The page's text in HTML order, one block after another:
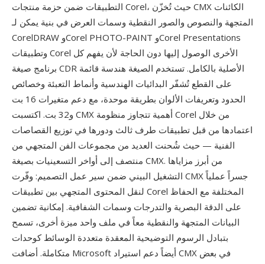
التطبيقات ضمن حزمة منتجات Corel، حيث تُخزّن CMX الكائنات
المتجهة والنصوص والصور النقطية وسمات العرض في بنية يمكن لـ
CorelDRAW وCorel PHOTO-PAINT وCorel Presentations
وتطبيقات Corel الأخرى الوصول إليها دون الحاجة لأن يفهم كل
برنامج صيغة CDR الأصلية بالكامل. تستخدم الصيغة هندسة قائمة
على القطع تُشفّر البدائيات الهندسية وأنماط التعبئة وخصائص
الحدود وتعريفات الألوان بطريقة موحدة، مع دعم متغيرات 16 بت
و32 بت. اكتسبت CMX أهمية تتجاوز منظومة Corel من خلال
اعتمادها من قبل تطبيقات طرف ثالث ودورها في توزيع القصاصات
الفنية — حيث شُحنت العديد من مجموعات الفن المتجهي من
منتصف إلى أواخر التسعينيات بصيغة CMX. من أبرز مزاياها
التشغيل البيني ضمن سير عمل التصميم: وفّرت CMX جسراً عملياً
لنقل المحتوى المتجهي بين تطبيقات Corel المختلفة مع الحفاظ
على الدقة البصرية والتدرجات وسمات الشفافية. إمكانية تضمين
البيانات المتجهة والنقطية معاً في ملف واحد ميزة أخرى، تسمح
بتبادل الرسوم التوضيحية المعقدة متعددة الوسائط كوحدات
متكاملة. أضافت Microsoft أيضاً دعم استيراد CMX في بعض